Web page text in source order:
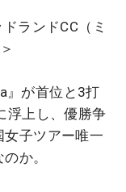
ランドCC（ミ
』が首位と3打
浮上し、優勝争
子ツアー唯一
か。